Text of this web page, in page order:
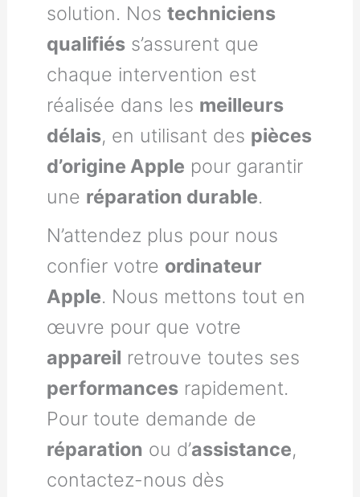
solution. Nostechniciens
qualifiés s’assurent que
chaque intervention est
réalisée dans les meilleurs
délais, en utilisant des pièces
d’origine Apple pour garantir
une réparation durable.
N’attendez plus pour nous
confier votre ordinateur
Apple. Nous mettons tout en
œuvre pour que votre
appareil retrouve toutes ses
performances rapidement.
Pour toute demande de
réparation ou d’assistance,
contactez-nous dès